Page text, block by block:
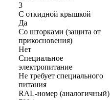
3
С откидной крышкой
Да
Со шторками (защита от
прикосновения)
Нет
Cпециальное
электропитание
Не требует специального
питания
RAL-номер (аналогичный)